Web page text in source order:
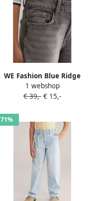
WE Fashion Blue Ridge
barrel jeans grey denim
1 webshop
€ 39,- € 15,-
71%